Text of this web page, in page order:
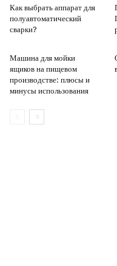
Как выбрать аппарат для
полуавтоматический
сварки?
Машина для мойки
ящиков на пищевом
производстве: плюсы и
минусы использования